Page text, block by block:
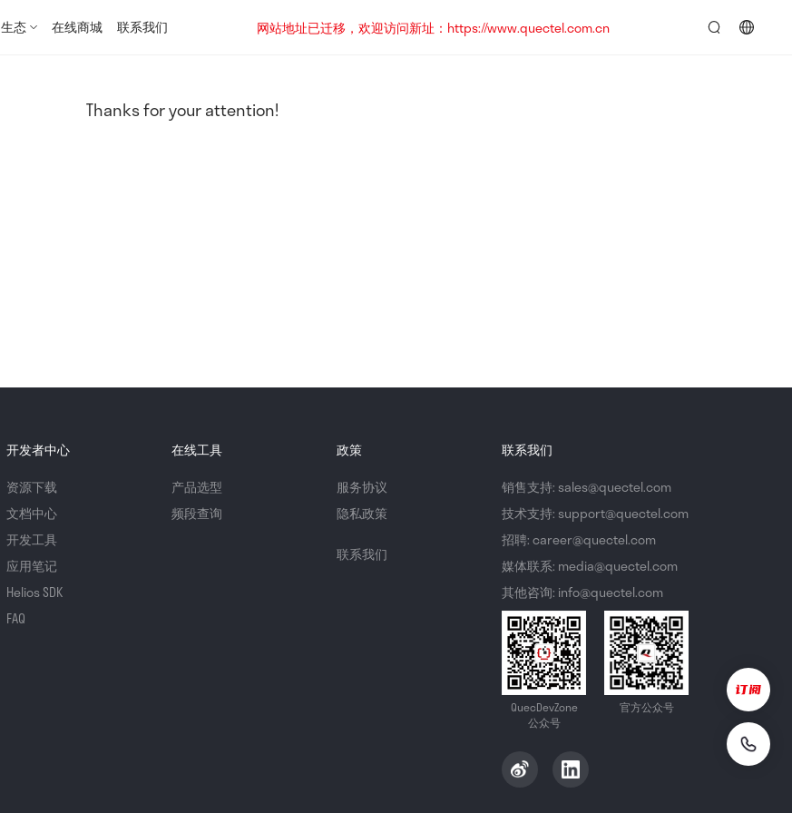
生态 在线商城 联系我们
网站地址已迁移，欢迎访问新址：https://www.quectel.com.cn
Thanks for your attention!
开发者中心
资源下载
文档中心
开发工具
应用笔记
Helios SDK
FAQ
在线工具
产品选型
频段查询
政策
服务协议
隐私政策
联系我们
联系我们
销售支持: sales@quectel.com
技术支持: support@quectel.com
招聘: career@quectel.com
媒体联系: media@quectel.com
其他咨询: info@quectel.com
QuecDevZone
公众号
官方公众号